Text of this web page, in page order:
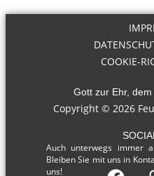
COOKIE-
Gott zur Ehr,
Copyright © 2026
Auch unterwegs immer
Bleiben Sie mit uns in
uns!